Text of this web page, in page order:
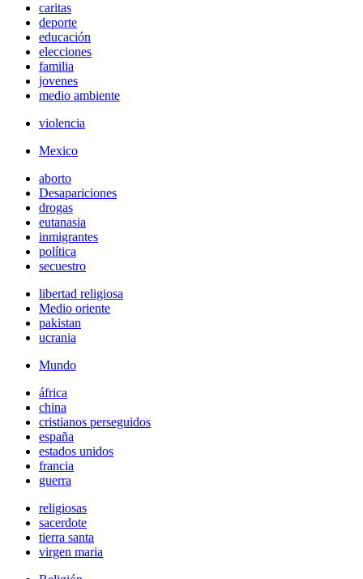
caritas
deporte
educación
elecciones
familia
jovenes
medio ambiente
violencia
Mexico
aborto
Desapariciones
drogas
eutanasia
inmigrantes
política
secuestro
libertad religiosa
Medio oriente
pakistan
ucrania
Mundo
áfrica
china
cristianos perseguidos
españa
estados unidos
francia
guerra
religiosas
sacerdote
tierra santa
virgen maria